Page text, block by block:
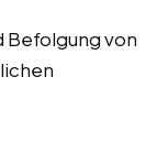
Befolgung von